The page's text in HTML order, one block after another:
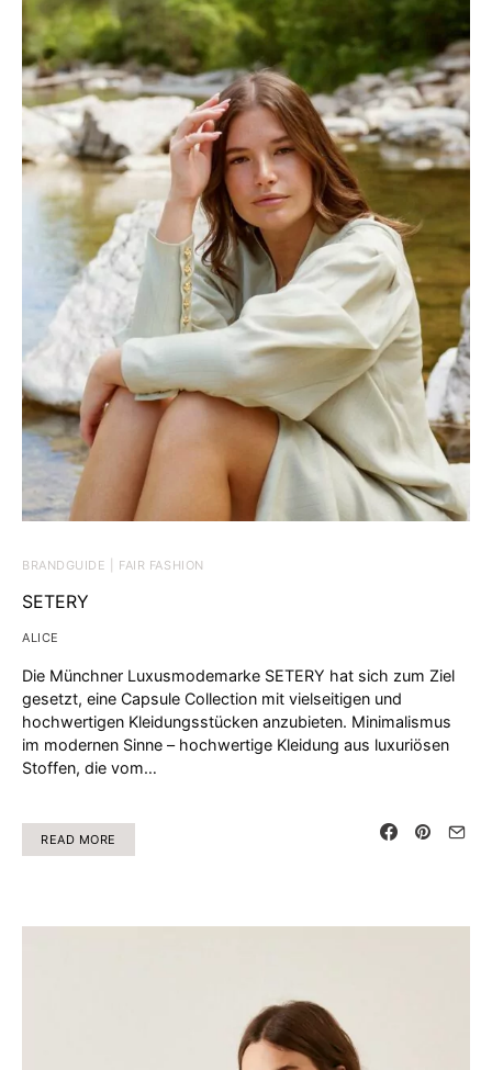
BRANDGUIDE | FAIR FASHION
SETERY
ALICE
Die Münchner Luxusmodemarke SETERY hat sich zum Ziel
gesetzt, eine Capsule Collection mit vielseitigen und
hochwertigen Kleidungsstücken anzubieten. Minimalismus
im modernen Sinne – hochwertige Kleidung aus luxuriösen
Stoffen, die vom…
READ MORE